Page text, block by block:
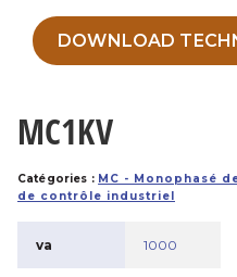
DOWNLOAD
MC1KV
Catégories : MC - Monophasé
de contrôle industriel
va 1000